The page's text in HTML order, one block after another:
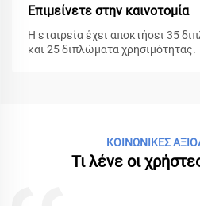
Επιμείνετε στην καινοτομία
Η εταιρεία έχει αποκτήσει 35
και 25 διπλώματα χρησιμότητας.
ΚΟΙΝΩΝΙΚΕΣ
Τι λένε οι